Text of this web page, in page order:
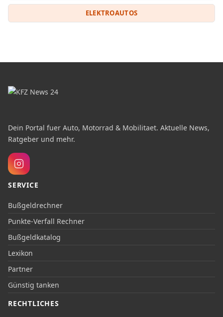
ELEKTROAUTOS
Dein Portal fuer Auto, Motorrad & Mobilitaet. Aktuelle News,
Ratgeber und mehr.
SERVICE
Bußgeldrechner
Punkte-Verfall Rechner
Bußgeldkatalog
Lexikon
Partner
Günstig tanken
RECHTLICHES